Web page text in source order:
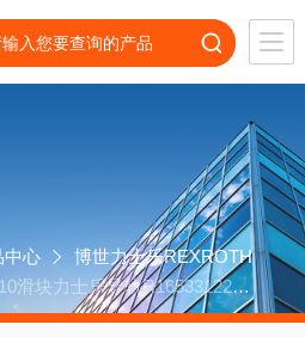
中心
博世力士乐REXROTH
滑块力士乐导轨R165331220